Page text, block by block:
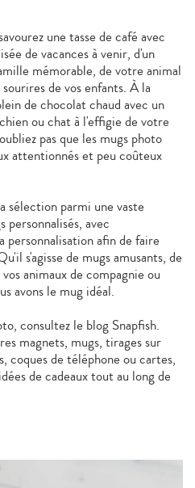
une tasse de café avec
de vacances à venir, d'un
mémorable, de votre animal
de vos enfants. À la
de chocolat chaud avec un
ou chat à l'effigie de votre
pas que les mugs photo
attentionnés et peu coûteux
sélection parmi une vaste
personnalisés, avec
personnalisation afin de faire
s'agisse de mugs amusants, de
animaux de compagnie ou
avons le mug idéal.
consultez le blog Snapfish.
magnets, mugs, tirages sur
coques de téléphone ou cartes,
de cadeaux tout au long de